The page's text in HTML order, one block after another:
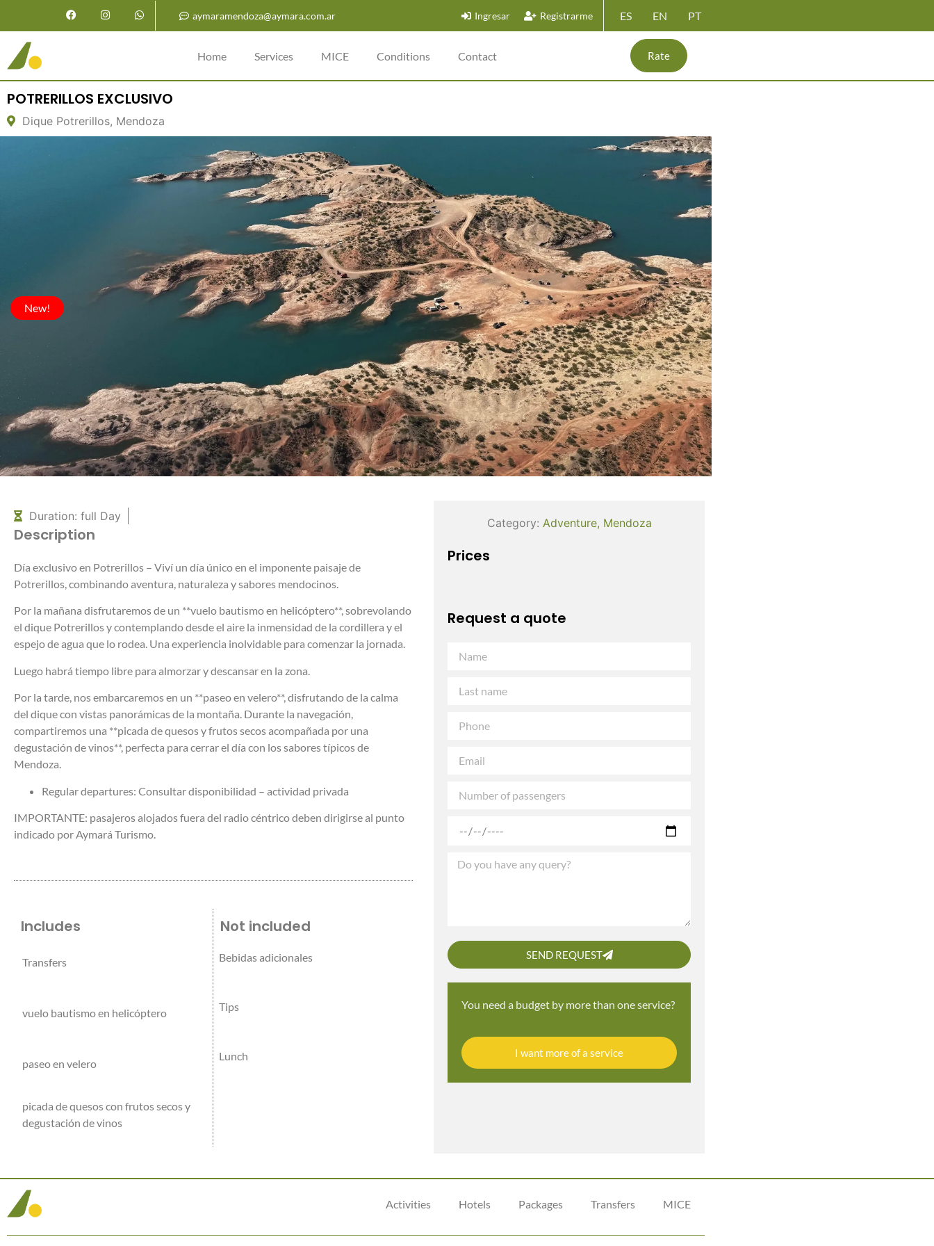
aymaramendoza@aymara.com.ar Ingresar Registrarme ES EN PT
Home Services MICE Conditions Contact Rate
POTRERILLOS EXCLUSIVO
Dique Potrerillos, Mendoza
New!
Duration: full Day
Description
Día exclusivo en Potrerillos – Viví un día único en el imponente paisaje de
Potrerillos, combinando aventura, naturaleza y sabores mendocinos.
Por la mañana disfrutaremos de un **vuelo bautismo en helicóptero**, sobrevolando
el dique Potrerillos y contemplando desde el aire la inmensidad de la cordillera y el
espejo de agua que lo rodea. Una experiencia inolvidable para comenzar la jornada.
Luego habrá tiempo libre para almorzar y descansar en la zona.
Por la tarde, nos embarcaremos en un **paseo en velero**, disfrutando de la calma
del dique con vistas panorámicas de la montaña. Durante la navegación,
compartiremos una **picada de quesos y frutos secos acompañada por una
degustación de vinos**, perfecta para cerrar el día con los sabores típicos de
Mendoza.
Regular departures: Consultar disponibilidad – actividad privada
IMPORTANTE: pasajeros alojados fuera del radio céntrico deben dirigirse al punto
indicado por Aymará Turismo.
Includes
Transfers
vuelo bautismo en helicóptero
paseo en velero
picada de quesos con frutos secos y
degustación de vinos
Not included
Bebidas adicionales
Tips
Lunch
Category: Adventure, Mendoza
Prices
Request a quote
SEND REQUEST
You need a budget by more than one service?
I want more of a service
Activities Hotels Packages Transfers MICE